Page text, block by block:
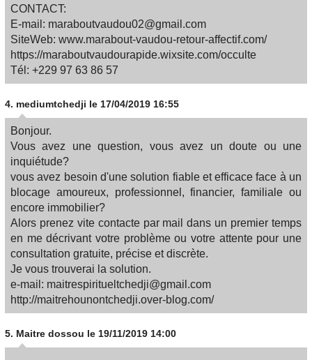
CONTACT:
E-mail: maraboutvaudou02@gmail.com
SiteWeb: www.marabout-vaudou-retour-affectif.com/
https://maraboutvaudourapide.wixsite.com/occulte
Tél: +229 97 63 86 57
4. mediumtchedji le 17/04/2019 16:55
Bonjour.
Vous avez une question, vous avez un doute ou une
inquiétude?
vous avez besoin d'une solution fiable et efficace face à un
blocage amoureux, professionnel, financier, familiale ou
encore immobilier?
Alors prenez vite contacte par mail dans un premier temps
en me décrivant votre problème ou votre attente pour une
consultation gratuite, précise et discrète.
Je vous trouverai la solution.
e-mail: maitrespiritueltchedji@gmail.com
http://maitrehounontchedji.over-blog.com/
5. Maitre dossou le 19/11/2019 14:00